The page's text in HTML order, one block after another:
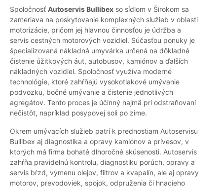
Spoločnosť Autoservis Bullibex so sídlom v Širokom sa
zameriava na poskytovanie komplexných služieb v oblasti
motorizácie, pričom jej hlavnou činnosťou je údržba a
servis cestných motorových vozidiel. Súčasťou ponuky je
špecializovaná nákladná umyvárka určená na dôkladné
čistenie úžitkových áut, autobusov, kamiónov a ďalších
nákladných vozidiel. Spoločnosť využíva moderné
technológie, ktoré zahŕňajú vysokotlakové umývanie
podvozku, bočné umývanie a čistenie jednotlivých
agregátov. Tento proces je účinný najmä pri odstraňovaní
nečistôt, napríklad posypovej soli po zime.
Okrem umývacích služieb patrí k prednostiam Autoservisu
Bullibex aj diagnostika a opravy kamiónov a prívesov, v
ktorých má firma bohaté dlhoročné skúsenosti. Autoservis
zahŕňa pravidelnú kontrolu, diagnostiku porúch, opravy a
servis bŕzd, výmenu olejov, filtrov a kvapalín, ale aj opravy
motorov, prevodoviek, spojok, odpruženia či hnacieho